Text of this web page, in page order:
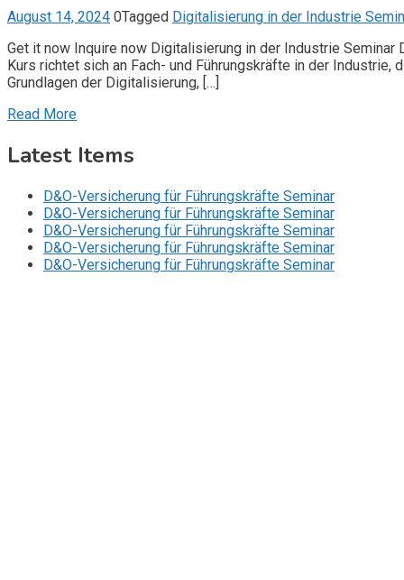
August 14, 2024 0Tagged Digitalisierung in der Industrie
Get it now Inquire now Digitalisierung in der Industrie
Kurs richtet sich an Fach- und Führungskräfte in der
Grundlagen der Digitalisierung, […]
Read More
Latest Items
D&O-Versicherung für Führungskräfte Seminar
D&O-Versicherung für Führungskräfte Seminar
D&O-Versicherung für Führungskräfte Seminar
D&O-Versicherung für Führungskräfte Seminar
D&O-Versicherung für Führungskräfte Seminar